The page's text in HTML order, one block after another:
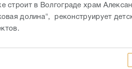
строит в Волгограде храм
долина", реконструирует